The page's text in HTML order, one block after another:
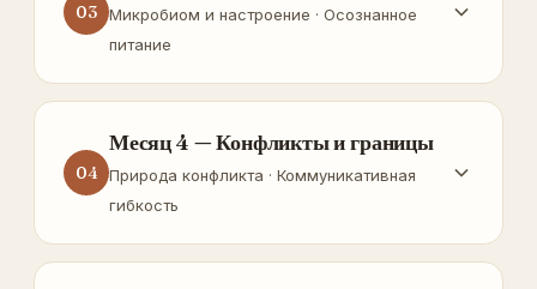
03
Микробиом и настроение · Осознанное
питание
04
Месяц 4 — Конфликты и границы
Природа конфликта · Коммуникативная
гибкость